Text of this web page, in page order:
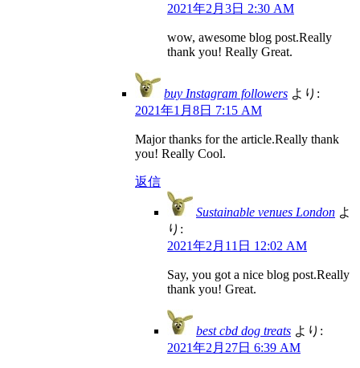
2021年2月3日 2:30 AM
wow, awesome blog post.Really
thank you! Really Great.
buy Instagram followers より:
2021年1月8日 7:15 AM
Major thanks for the article.Really thank
you! Really Cool.
返信
Sustainable venues London よ
り:
2021年2月11日 12:02 AM
Say, you got a nice blog post.Really
thank you! Great.
best cbd dog treats より:
2021年2月27日 6:39 AM